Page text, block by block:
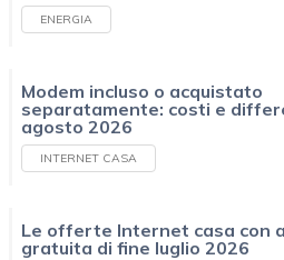
ENERGIA
Modem incluso o acquistato
separatamente: costi e
agosto 2026
INTERNET CASA
Le offerte Internet casa con
gratuita di fine luglio 2026